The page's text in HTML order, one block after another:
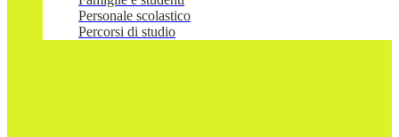
Personale scolastico
Percorsi di studio